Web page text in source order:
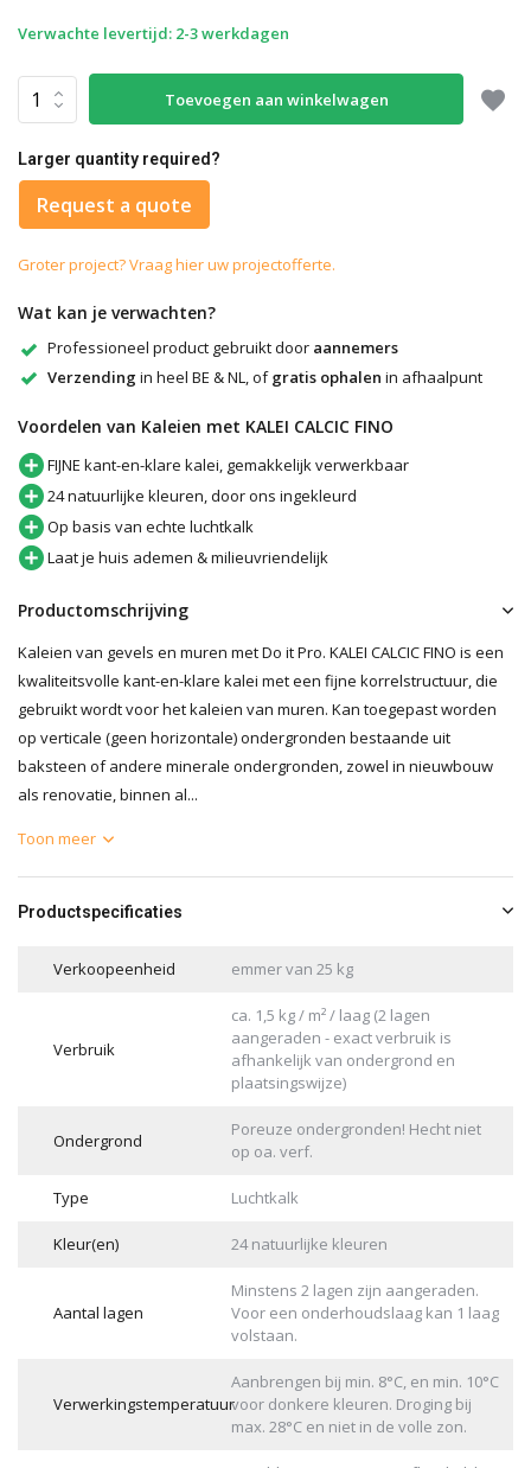
Verwachte levertijd: 2-3 werkdagen
Toevoegen aan winkelwagen
Larger quantity required?
Request a quote
Groter project? Vraag hier uw projectofferte.
Wat kan je verwachten?
Professioneel product gebruikt door aannemers
Verzending in heel BE & NL, ofgratis ophalen in afhaalpunt
Voordelen van Kaleien met KALEI CALCIC FINO
FIJNE kant-en-klare kalei, gemakkelijk verwerkbaar
24 natuurlijke kleuren, door ons ingekleurd
Op basis van echte luchtkalk
Laat je huis ademen & milieuvriendelijk
Productomschrijving
Kaleien van gevels en muren met Do it Pro. KALEI CALCIC FINO is een
kwaliteitsvolle kant-en-klare kalei met een fijne korrelstructuur, die
gebruikt wordt voor het kaleien van muren. Kan toegepast worden
op verticale (geen horizontale) ondergronden bestaande uit
baksteen of andere minerale ondergronden, zowel in nieuwbouw
als renovatie, binnen al...
Toon meer
Productspecificaties
Verkoopeenheid emmer van 25 kg
Verbruik
ca. 1,5 kg / m² / laag (2 lagen
aangeraden - exact verbruik is
afhankelijk van ondergrond en
plaatsingswijze)
Ondergrond
Poreuze ondergronden! Hecht niet
op oa. verf.
Type Luchtkalk
Kleur(en) 24 natuurlijke kleuren
Aantal lagen
Minstens 2 lagen zijn aangeraden.
Voor een onderhoudslaag kan 1 laag
volstaan.
Verwerkingstemperatuur
Aanbrengen bij min. 8°C, en min. 10°C
voor donkere kleuren. Droging bij
max. 28°C en niet in de volle zon.